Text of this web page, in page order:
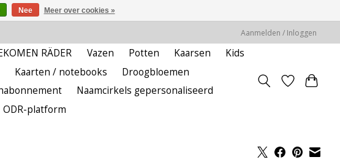
Aanmelden / Inloggen
RÄDER Vazen Potten Kaarsen
Kids
Kaarten / notebooks
Droogbloemen
Naamcirkels gepersonaliseerd
ODR-platform
Nee Meer over cookies »